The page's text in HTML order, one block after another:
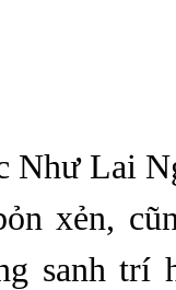
Như Lai
xẻn,
sanh trí